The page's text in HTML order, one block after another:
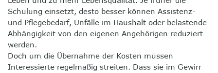
Schulung einsetzt, desto besser können Assistenz-
und Pflegebedarf, Unfälle im Haushalt oder belastende
Abhängigkeit von den eigenen Angehörigen reduziert
werden.
Doch um die Übernahme der Kosten müssen
Interessierte regelmäßig streiten. Dass sie im Gewirr